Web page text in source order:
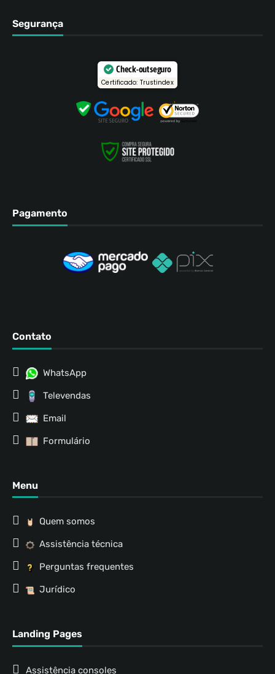
Segurança
Check-out seguro
Certificado: Trustindex
Pagamento
Contato
WhatsApp
Televendas
Email
Formulário
Menu
Quem somos
Assistência técnica
Perguntas frequentes
Jurídico
Landing Pages
Assistência consoles